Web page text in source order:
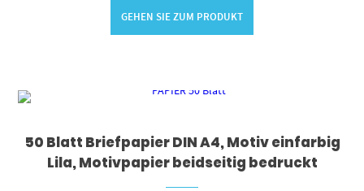
GEHEN SIE ZUM PRODUKT
50 Blatt Briefpapier DIN A4, Motiv einfarbig
Lila, Motivpapier beidseitig bedruckt